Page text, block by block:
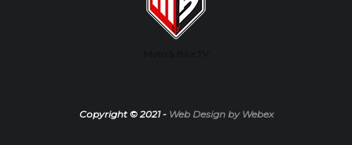
Copyright © 2021 - Web Design by Webex